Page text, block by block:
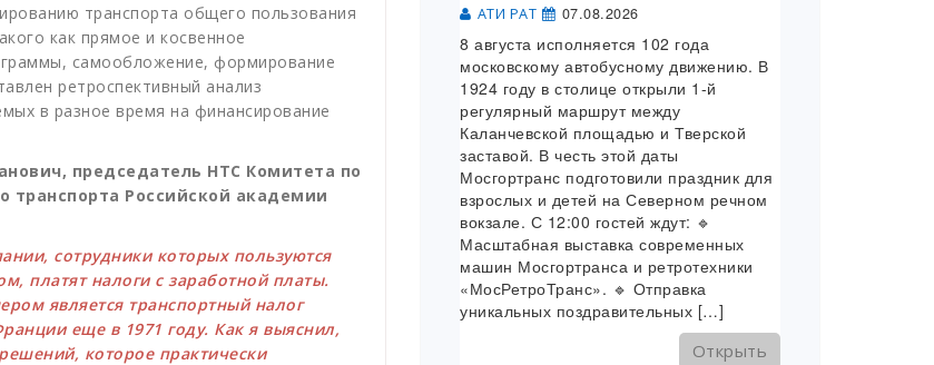
транспорта общего пользования
как прямое и косвенное
самообложение, формирование
ретроспективный анализ
в разное время на финансирование
председатель НТС Комитета по
транспорта Российской академии
сотрудники которых пользуются
платят налоги с заработной платы.
является транспортный налог
еще в 1971 году. Как я выяснил,
которое практически
АТИ РАТ 07.08.2026
8 августа исполняется 102 года
московскому автобусному движению. В
1924 году в столице открыли 1-й
регулярный маршрут между
Каланчевской площадью и Тверской
заставой. В честь этой даты
Мосгортранс подготовили праздник для
взрослых и детей на Северном речном
вокзале. С 12:00 гостей ждут: 🔹
Масштабная выставка современных
машин Мосгортранса и ретротехники
«МосРетроТранс». 🔹 Отправка
уникальных поздравительных […]
Открыть